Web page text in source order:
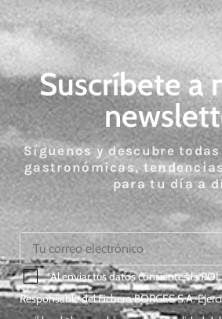
Suscríbete a
Síguenos y descubre
gastronómicas,
para tu día a
*Al enviar tus datos consientes la
Responsable del Fichero BORGES S.A.